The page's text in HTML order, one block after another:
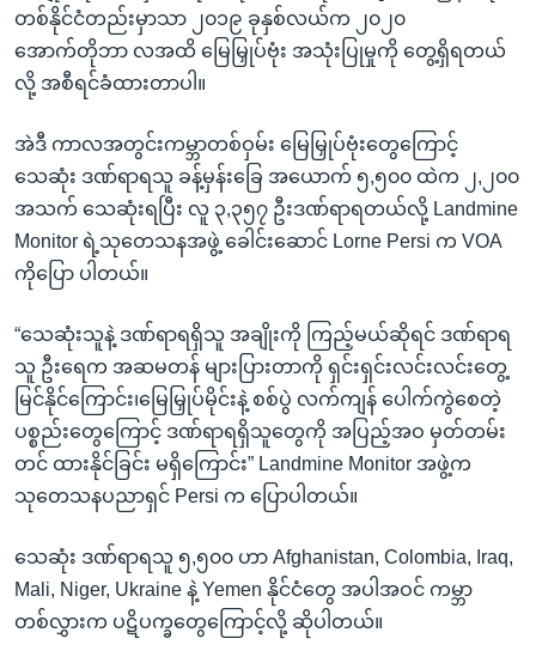
တစ်နိုင်ငံတည်းမှာသာ ၂၀၁၉ ခုနှစ်လယ်က ၂၀၂၀
အောက်တိုဘာ လအထိ မြေမြှုပ်ဗုံး အသုံးပြုမှုကို တွေ့ရှိရတယ်
လို့ အစီရင်ခံထားတာပါ။
အဲဒီ ကာလအတွင်းကမ္ဘာတစ်ဝှမ်း မြေမြှုပ်ဗုံးတွေကြောင့်
သေဆုံး ဒဏ်ရာရသူ ခန့်မှန်းခြေ အယောက် ၅,၅၀၀ ထဲက ၂,၂၀၀
အသက် သေဆုံးရပြီး လူ ၃,၃၅၇ ဦးဒဏ်ရာရတယ်လို့ Landmine
Monitor ရဲ့သုတေသနအဖွဲ့ ခေါင်းဆောင် Lorne Persi က VOA
ကိုပြော ပါတယ်။
“သေဆုံးသူနဲ့ ဒဏ်ရာရရှိသူ အချိုးကို ကြည့်မယ်ဆိုရင် ဒဏ်ရာရ
သူ ဦးရေက အဆမတန် များပြားတာကို ရှင်းရှင်းလင်းလင်းတွေ့
မြင်နိုင်ကြောင်း၊မြေမြှုပ်မိုင်းနဲ့ စစ်ပွဲ လက်ကျန် ပေါက်ကွဲစေတဲ့
ပစ္စည်းတွေကြောင့် ဒဏ်ရာရရှိသူတွေကို အပြည့်အဝ မှတ်တမ်း
တင် ထားနိုင်ခြင်း မရှိကြောင်း” Landmine Monitor အဖွဲ့က
သုတေသနပညာရှင် Persi က ပြောပါတယ်။
သေဆုံး ဒဏ်ရာရသူ ၅,၅၀၀ ဟာ Afghanistan, Colombia, Iraq,
Mali, Niger, Ukraine နဲ့ Yemen နိုင်ငံတွေ အပါအဝင် ကမ္ဘာ
တစ်လွှားက ပဋိပက္ခတွေကြောင့်လို့ ဆိုပါတယ်။